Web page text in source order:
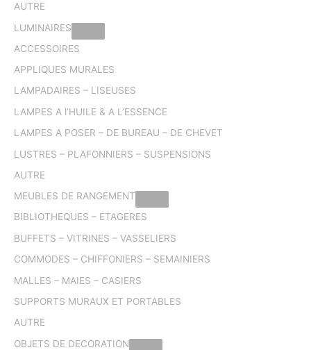
AUTRE
LUMINAIRES
ACCESSOIRES
APPLIQUES MURALES
LAMPADAIRES – LISEUSES
LAMPES A l’HUILE & A L’ESSENCE
LAMPES A POSER – DE BUREAU – DE CHEVET
LUSTRES – PLAFONNIERS – SUSPENSIONS
AUTRE
MEUBLES DE RANGEMENT
BIBLIOTHEQUES – ETAGERES
BUFFETS – VITRINES – VASSELIERS
COMMODES – CHIFFONIERS – SEMAINIERS
MALLES – MAIES – CASIERS
SUPPORTS MURAUX ET PORTABLES
AUTRE
OBJETS DE DECORATION